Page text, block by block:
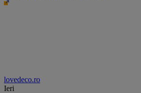
lovedeco.ro
Ieri